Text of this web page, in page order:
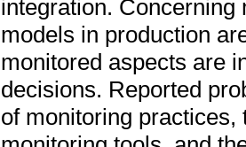
integration.
models in production
monitored aspects are
decisions. Reported
of monitoring practices,